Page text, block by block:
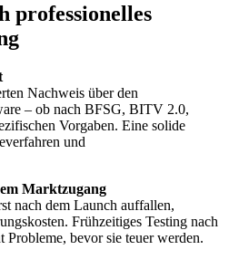
professionelles
Nachweis über den
– ob nach BFSG, BITV 2.0,
Vorgaben. Eine solide
und
Marktzugang
nach dem Launch auffallen,
Frühzeitiges Testing nach
bevor sie teuer werden.